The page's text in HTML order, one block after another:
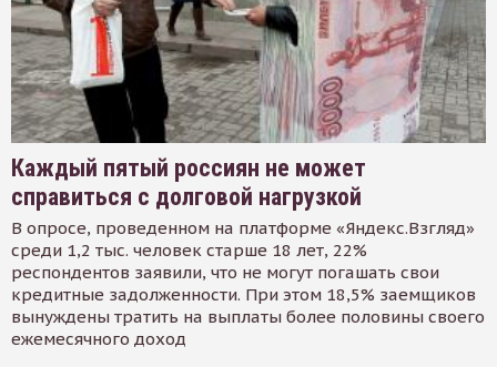
Каждый пятый россиян не может
справиться с долговой нагрузкой
В опросе, проведенном на платформе «Яндекс.Взгляд»
среди 1,2 тыс. человек старше 18 лет, 22%
респондентов заявили, что не могут погашать свои
кредитные задолженности. При этом 18,5% заемщиков
вынуждены тратить на выплаты более половины своего
ежемесячного доход